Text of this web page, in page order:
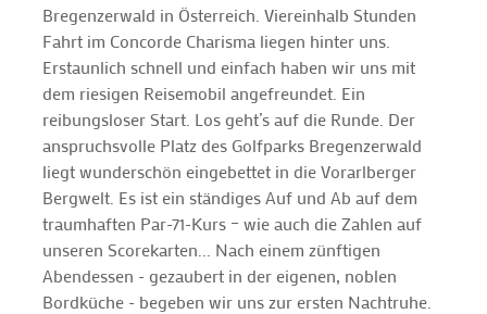
Bregenzerwald in Österreich. Viereinhalb Stunden
Fahrt im Concorde Charisma liegen hinter uns.
Erstaunlich schnell und einfach haben wir uns mit
dem riesigen Reisemobil angefreundet. Ein
reibungsloser Start. Los geht’s auf die Runde. Der
anspruchsvolle Platz des Golfparks Bregenzerwald
liegt wunderschön eingebettet in die Vorarlberger
Bergwelt. Es ist ein ständiges Auf und Ab auf dem
traumhaften Par-71-Kurs – wie auch die Zahlen auf
unseren Scorekarten... Nach einem zünftigen
Abendessen - gezaubert in der eigenen, noblen
Bordküche - begeben wir uns zur ersten Nachtruhe.